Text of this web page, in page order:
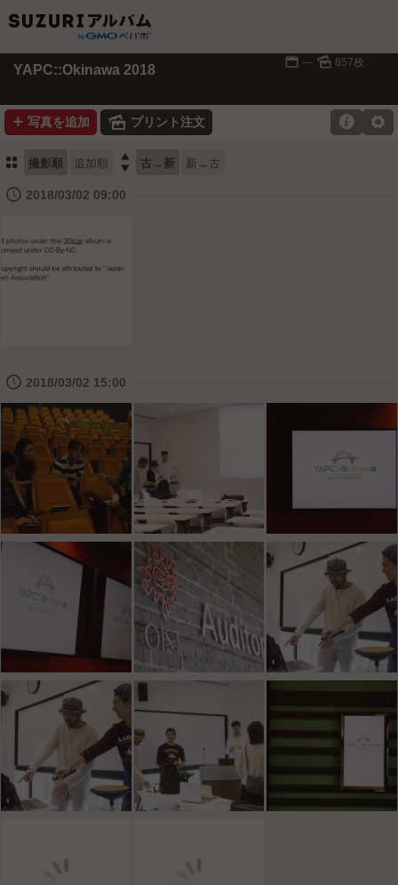
YAPC::Okinawa 2018 📅 --- 🌄 857枚
➕ 写真を追加 🌄 プリント注文 ⚙

⚏ 撮影順 追加順  古→新 新→古
🕔 2018/03/02 09:00
🕔 2018/03/02 15:00